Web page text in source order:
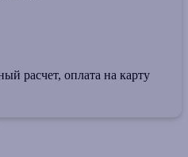
расчет, оплата на карту